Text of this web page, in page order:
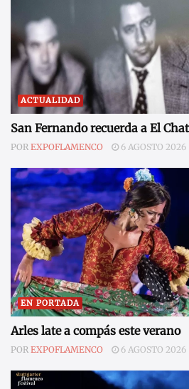
ACTUALIDAD
San Fernando recuerda a El
POR EXPOFLAMENCO 6 AGOSTO 2026
EN PORTADA
Arles late a compás este verano
POR EXPOFLAMENCO 6 AGOSTO 2026